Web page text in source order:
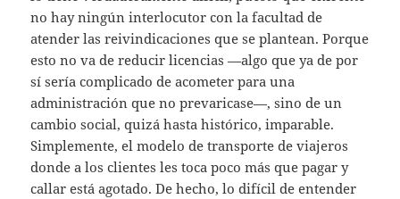
no hay ningún interlocutor con la facultad de
atender las reivindicaciones que se plantean. Porque
esto no va de reducir licencias —algo que ya de por
sí sería complicado de acometer para una
administración que no prevaricase—, sino de un
cambio social, quizá hasta histórico, imparable.
Simplemente, el modelo de transporte de viajeros
donde a los clientes les toca poco más que pagar y
callar está agotado. De hecho, lo difícil de entender